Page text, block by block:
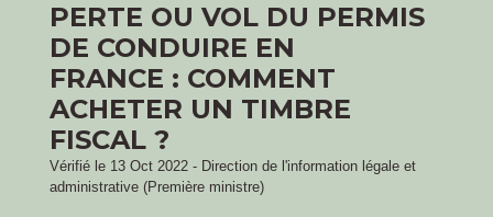
PERTE OU VOL DU PERMIS
DE CONDUIRE EN
FRANCE : COMMENT
ACHETER UN TIMBRE
FISCAL ?
Vérifié le 13 Oct 2022 - Direction de l'information légale et
administrative (Première ministre)